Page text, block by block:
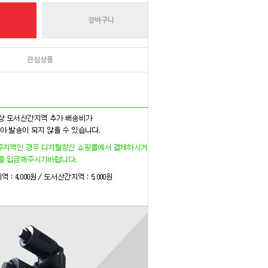
장바구니
관심상품